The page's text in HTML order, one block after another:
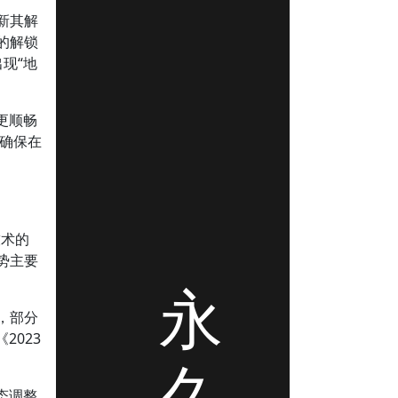
其解
解锁
“地
顺畅
保在
的
主要
部分
2023
永